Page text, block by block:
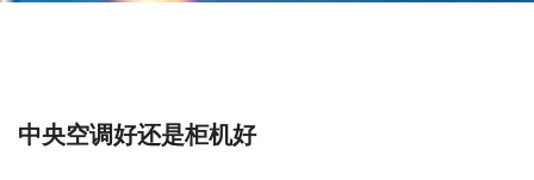
中央空调好还是柜机好